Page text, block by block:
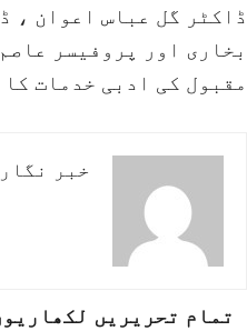
ڈاکٹر گل عباس اعوان ،
بخاری اور پروفیسر
مقبول کی ادبی خدمات
خبر نگار
تمام تحریریں